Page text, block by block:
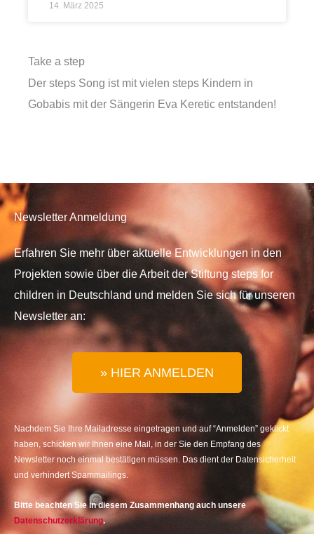
14. März 2025
Take a step
Der steps Song ist mit vielen steps Kindern in
Gobabis mit der Sängerin Eva Keretic entstanden!
Newsletter Anmeldung
Erfahren Sie mehr über aktuelle Entwicklungen in den
Projekten sowie über die Arbeit der Stiftung steps for
children in Deutschland und melden Sie sich für unseren
Newsletter an:
» HIER ANMELDEN
Nachdem Sie Ihre Mailadresse eingetragen und auf “Anmelden” geklickt
haben, schicken wir Ihnen eine Mail, in der Sie den Empfang des
Newsletter noch einmal bestätigen müssen. Das dient der Datensicherheit
und verhindert Spammailings.
Bitte beachten Sie in diesem Zusammenhang auch unsere
Datenschutzerklärung.